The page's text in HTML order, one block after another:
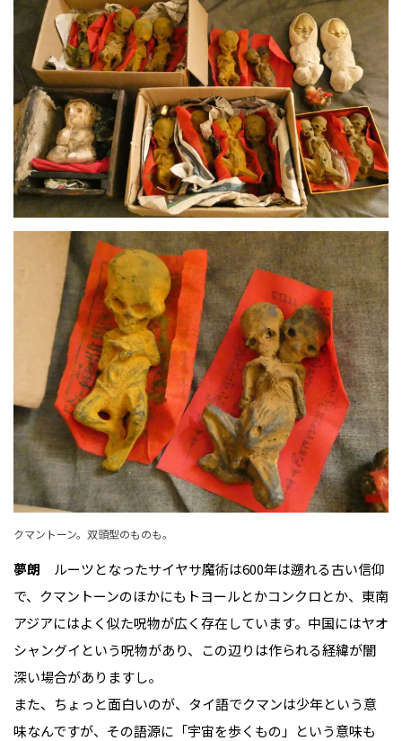
クマントーン。双頭型のものも。
夢朗 ルーツとなったサイヤサ魔術は600年は遡れる古い信仰
で、クマントーンのほかにもトヨールとかコンクロとか、東南
アジアにはよく似た呪物が広く存在しています。中国にはヤオ
シャングイという呪物があり、この辺りは作られる経緯が闇
深い場合がありますし。
また、ちょっと面白いのが、タイ語でクマンは少年という意
味なんですが、その語源に「宇宙を歩くもの」という意味も